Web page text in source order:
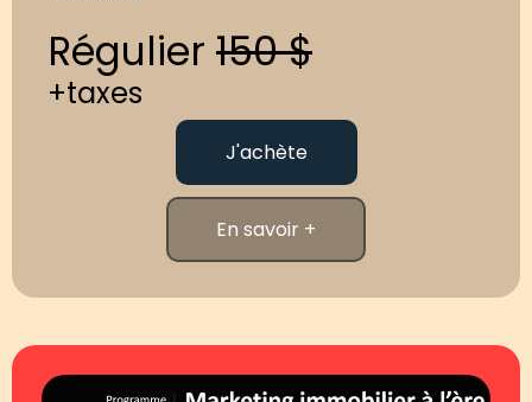
Régulier 150 $
+taxes
J'achète
En savoir +